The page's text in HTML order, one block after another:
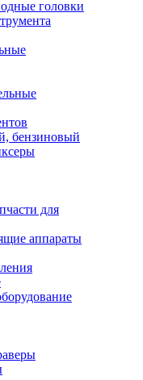
головки
бензиновый
для
аппараты